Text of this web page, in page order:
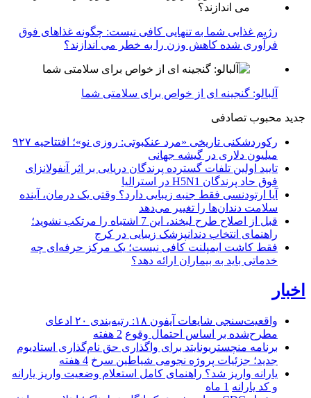
رژیم غذایی شما به تنهایی کافی نیست: چگونه غذاهای فوق
فرآوری شده کاهش وزن را به خطر می اندازند؟
آلبالو: گنجینه ای از خواص برای سلامتی شما
جدید محبوب تصادفی
رکوردشکنی تاریخی «مرد عنکبوتی: روزی نو»؛ افتتاحیه ۹۲۷
میلیون دلاری در گیشه جهانی
تایید اولین تلفات گسترده پرندگان دریایی بر اثر آنفولانزای
فوق حاد پرندگان H5N1 در استرالیا
آیا ارتودنسی فقط جنبه زیبایی دارد؟ وقتی یک درمان، آینده
سلامت دندان‌ها را تغییر می‌دهد
قبل از اصلاح طرح لبخند، این 7 اشتباه را مرتکب نشوید؛
راهنمای انتخاب دندانپزشک زیبایی در کرج
فقط کاشت ایمپلنت کافی نیست؛ یک مرکز حرفه‌ای چه
خدماتی باید به بیماران ارائه دهد؟
اخبار
واقعیت‌سنجی شایعات آیفون ۱۸: رتبه‌بندی ۲۰ ادعای
مطرح‌شده بر اساس احتمال وقوع 2 هفته
برنامه منچستریونایتد برای واگذاری حق نام‌گذاری استادیوم
جدید؛ جزئیات پروژه نجومی شیاطین سرخ 4 هفته
یارانه واریز شد؟ راهنمای کامل استعلام وضعیت واریز یارانه
و کد یارانه 1 ماه